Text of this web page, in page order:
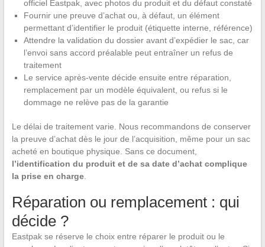
officiel Eastpak, avec photos du produit et du défaut constaté
Fournir une preuve d’achat ou, à défaut, un élément
permettant d’identifier le produit (étiquette interne, référence)
Attendre la validation du dossier avant d’expédier le sac, car
l’envoi sans accord préalable peut entraîner un refus de
traitement
Le service après-vente décide ensuite entre réparation,
remplacement par un modèle équivalent, ou refus si le
dommage ne relève pas de la garantie
Le délai de traitement varie. Nous recommandons de conserver
la preuve d’achat dès le jour de l’acquisition, même pour un sac
acheté en boutique physique. Sans ce document,
l’identification du produit et de sa date d’achat complique
la prise en charge.
Réparation ou remplacement : qui
décide ?
Eastpak se réserve le choix entre réparer le produit ou le